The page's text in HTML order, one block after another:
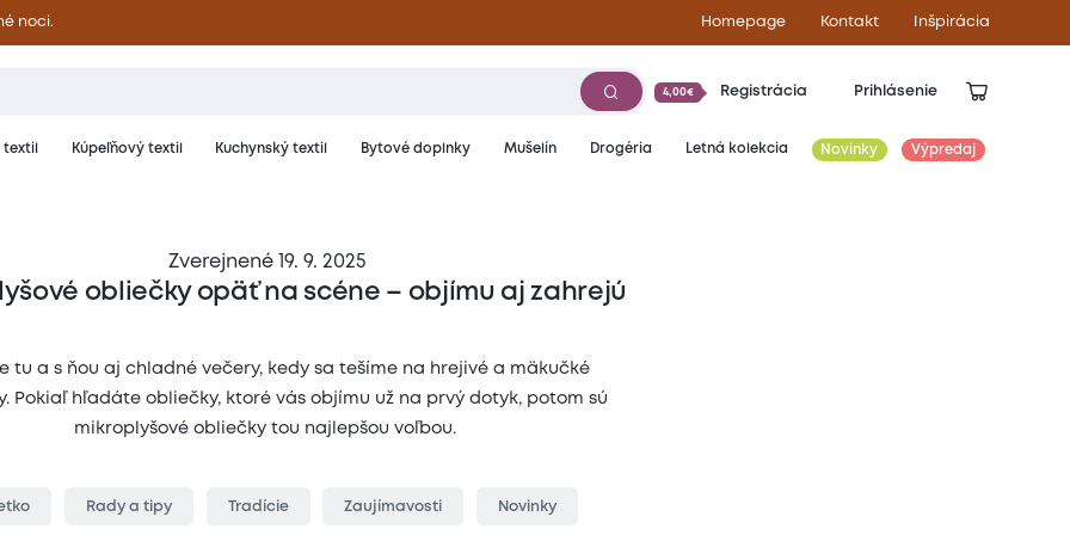
noci. Homepage Kontakt Inšpirácia
4,00€ Registrácia Prihlásenie
Kúpeľňový textil Kuchynský textil Bytové doplnky Mušelín Drogéria Letná kolekcia Novinky Výpredaj
Zverejnené 19. 9. 2025
obliečky opäť na scéne – objímu aj zahrejú
tu a s ňou aj chladné večery, kedy sa tešíme na hrejivé a mäkučké
Pokiaľ hľadáte obliečky, ktoré vás objímu už na prvý dotyk, potom sú
mikroplyšové obliečky tou najlepšou voľbou.
Rady a tipy Tradície Zaujímavosti Novinky